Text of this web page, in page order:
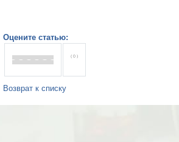
Оцените статью:
( 0 )
Возврат к списку